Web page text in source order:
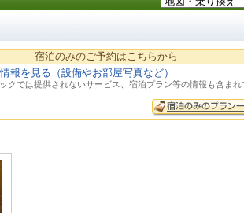
宿泊のみのご予約はこちらから
報を見る（設備やお部屋写真など）
クでは提供されないサービス、宿泊プラン等の情報も含まれ